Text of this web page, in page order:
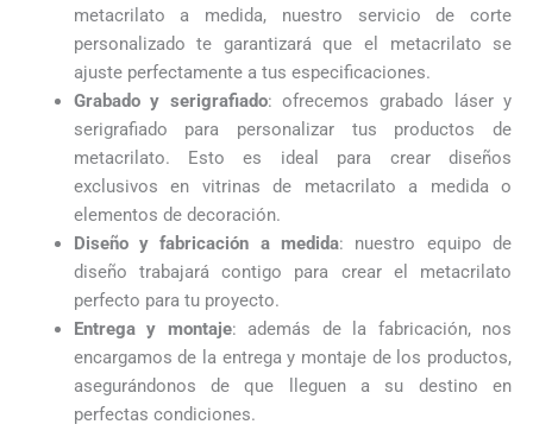
metacrilato a medida, nuestro servicio de corte
personalizado te garantizará que el metacrilato se
ajuste perfectamente a tus especificaciones.
Grabado y serigrafiado: ofrecemos grabado láser y
serigrafiado para personalizar tus productos de
metacrilato. Esto es ideal para crear diseños
exclusivos en vitrinas de metacrilato a medida o
elementos de decoración.
Diseño y fabricación a medida: nuestro equipo de
diseño trabajará contigo para crear el metacrilato
perfecto para tu proyecto.
Entrega y montaje: además de la fabricación, nos
encargamos de la entrega y montaje de los productos,
asegurándonos de que lleguen a su destino en
perfectas condiciones.